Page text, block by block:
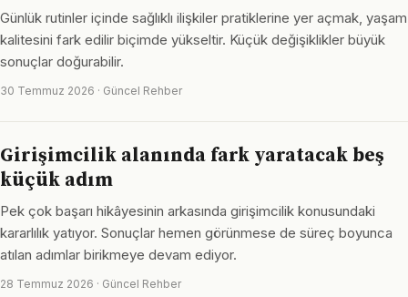
Günlük rutinler içinde sağlıklı ilişkiler pratiklerine yer açmak, yaşam
kalitesini fark edilir biçimde yükseltir. Küçük değişiklikler büyük
sonuçlar doğurabilir.
30 Temmuz 2026 · Güncel Rehber
Girişimcilik alanında fark yaratacak beş
küçük adım
Pek çok başarı hikâyesinin arkasında girişimcilik konusundaki
kararlılık yatıyor. Sonuçlar hemen görünmese de süreç boyunca
atılan adımlar birikmeye devam ediyor.
28 Temmuz 2026 · Güncel Rehber